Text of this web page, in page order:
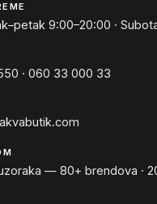
9:00–20:00 ·
· 060 33 000 33
— 80+ brendova ·